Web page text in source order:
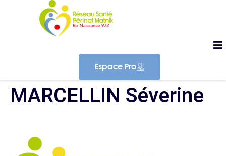
Espace Pro
MARCELLIN Séverine